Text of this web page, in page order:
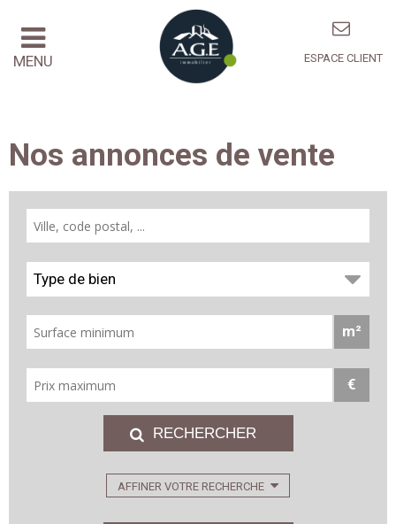
MENU ESPACE CLIENT
Nos annonces de vente
Type de bien
m²
€
AFFINER VOTRE RECHERCHE